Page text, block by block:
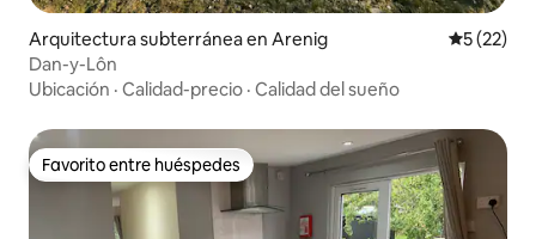
Arquitectura subterránea en Arenig
5 (22)
Dan-y-Lôn
Ubicación · Calidad-precio · Calidad del sueño
Favorito entre huéspedes
Favorito entre huéspedes